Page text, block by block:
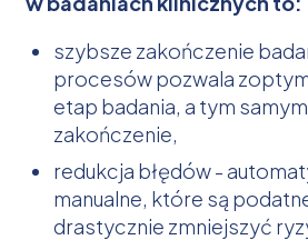
szybsze zakończenie
procesów pozwala
etap badania, a tym
zakończenie,
redukcja błędów -
manualne, które są
drastycznie zmniejszyć